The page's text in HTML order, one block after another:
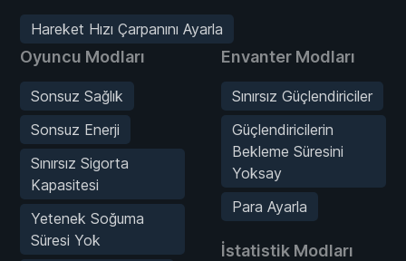
Hareket Hızı Çarpanını Ayarla
Oyuncu Modları
Sonsuz Sağlık
Sonsuz Enerji
Sınırsız Sigorta
Kapasitesi
Yetenek Soğuma
Süresi Yok
Envanter Modları
Sınırsız Güçlendiriciler
Güçlendiricilerin
Bekleme Süresini
Yoksay
Para Ayarla
İstatistik Modları